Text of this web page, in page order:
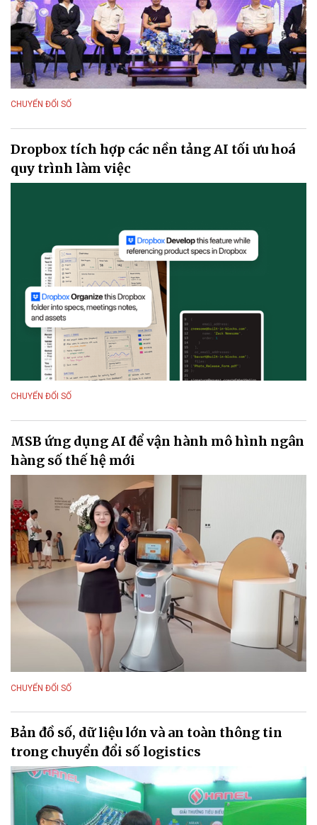
CHUYỂN ĐỔI SỐ
Dropbox tích hợp các nền tảng AI tối ưu hoá
quy trình làm việc
CHUYỂN ĐỔI SỐ
MSB ứng dụng AI để vận hành mô hình ngân
hàng số thế hệ mới
CHUYỂN ĐỔI SỐ
Bản đồ số, dữ liệu lớn và an toàn thông tin
trong chuyển đổi số logistics